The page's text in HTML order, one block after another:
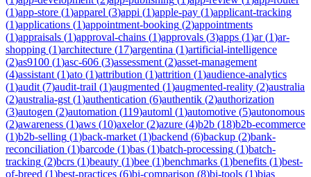
(1)app-store (1)apparel (3)appi (1)apple-pay (1)applicant-tracking
(1)applications (1)appointment-booking (2)appointments
(1)appraisals (1)approval-chains (1)approvals (3)apps (1)ar(1)ar-
shopping (1)architecture (17)argentina (1)artificial-intelligence
(2)as9100 (1)asc-606 (3)assessment (2)asset-management
(4)assistant (1)ato (1)attribution (1)attrition (1)audience-analytics
(1)audit (7)audit-trail (1)augmented (1)augmented-reality (2)australia
(2)australia-gst (1)authentication (6)authentik (2)authorization
(3)autogen (2)automation (119)automl (1)automotive (5)autonomous
(2)awareness (1)aws (10)axelor(2)azure (4)b2b (18)b2b-ecommerce
(1)b2b-selling (1)back-market (1)backend (6)backup (2)bank-
reconciliation (1)barcode (1)bas (1)batch-processing (1)batch-
tracking (2)bcrs (1)beauty (1)bee (1)benchmarks (1)benefits (1)best-
of-breed (1)best-practices (6)bi-comparison (8)bi-tools (1)bias